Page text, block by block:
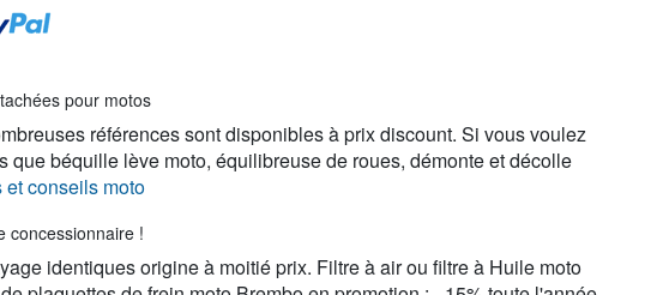
pour motos
références sont disponibles à prix discount. Si vous voulez
que béquille lève moto, équilibreuse de roues, démonte et décolle
et conseils moto
concessionnaire !
identiques origine à moitié prix. Filtre à air ou filtre à Huile moto